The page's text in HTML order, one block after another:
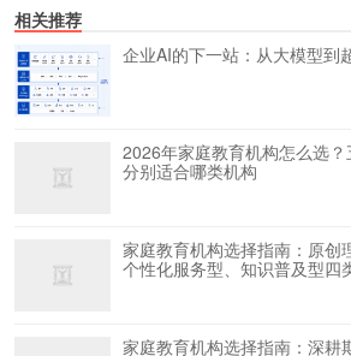
相关推荐
企业AI的下一站：从大模型到
2026年家庭教育机构怎么选
分别适合哪类机构
家庭教育机构选择指南：原创
个性化服务型、知识普及型四
家庭教育机构选择指南：深耕